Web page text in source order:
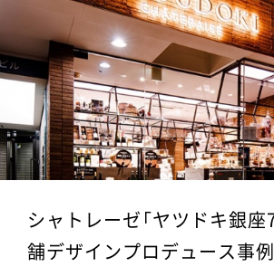
シャトレーゼ「ヤツドキ銀座
舗デザインプロデュース事例